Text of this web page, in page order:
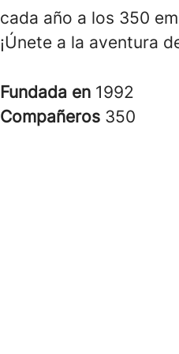
cada año a los 350
¡Únete a la aventura
Fundada en 1992
Compañeros 350